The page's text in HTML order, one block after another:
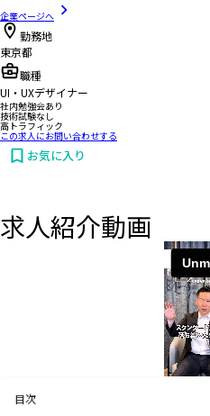
企業ページへ
勤務地
東京都
職種
UI・UXデザイナー
社内勉強会あり
技術試験なし
高トラフィック
この求人にお問い合わせする
お気に入り
お問い合わせする
求人紹介動画
目次